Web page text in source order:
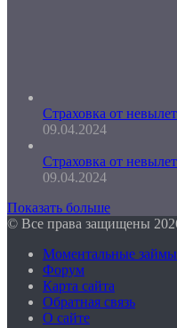
Страховка от
09.04.2024
Страховка от
09.04.2024
Показать больше
© Все права защищены
Моментальные
Форум
Карта сайта
Обратная связь
О сайте